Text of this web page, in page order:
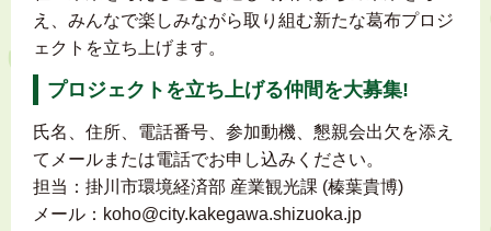
え、みんなで楽しみながら取り組む新たな葛布プロジ
ェクトを立ち上げます。
プロジェクトを立ち上げる仲間を大募集!
氏名、住所、電話番号、参加動機、懇親会出欠を添え
てメールまたは電話でお申し込みください。
担当：掛川市環境経済部 産業観光課 (榛葉貴博)
メール：koho@city.kakegawa.shizuoka.jp